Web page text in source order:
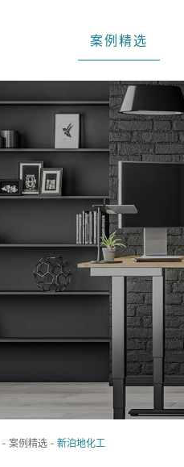
案例精选
- 案例精选 - 新泊地化工